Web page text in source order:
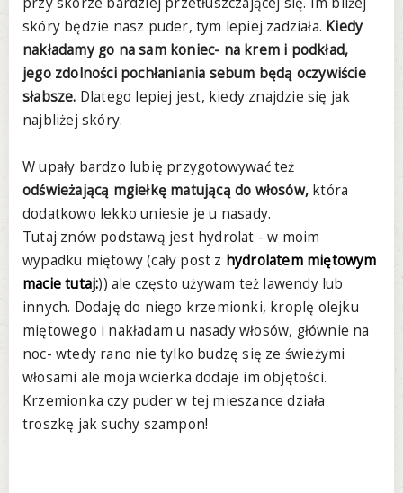
skóry będzie nasz puder, tym lepiej zadziała. Kiedy
nakładamy go na sam koniec- na krem i podkład,
jego zdolności pochłaniania sebum będą oczywiście
słabsze. Dlatego lepiej jest, kiedy znajdzie się jak
najbliżej skóry.
W upały bardzo lubię przygotowywać też
odświeżającą mgiełkę matującą do włosów, która
dodatkowo lekko uniesie je u nasady.
Tutaj znów podstawą jest hydrolat - w moim
wypadku miętowy (cały post z hydrolatem miętowym
macie tutaj:)) ale często używam też lawendy lub
innych. Dodaję do niego krzemionki, kroplę olejku
miętowego i nakładam u nasady włosów, głównie na
noc- wtedy rano nie tylko budzę się ze świeżymi
włosami ale moja wcierka dodaje im objętości.
Krzemionka czy puder w tej mieszance działa
troszkę jak suchy szampon!